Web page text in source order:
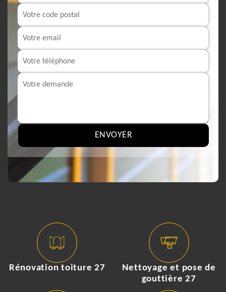
Rénovation toiture 27
Nettoyage et pose de
gouttière 27